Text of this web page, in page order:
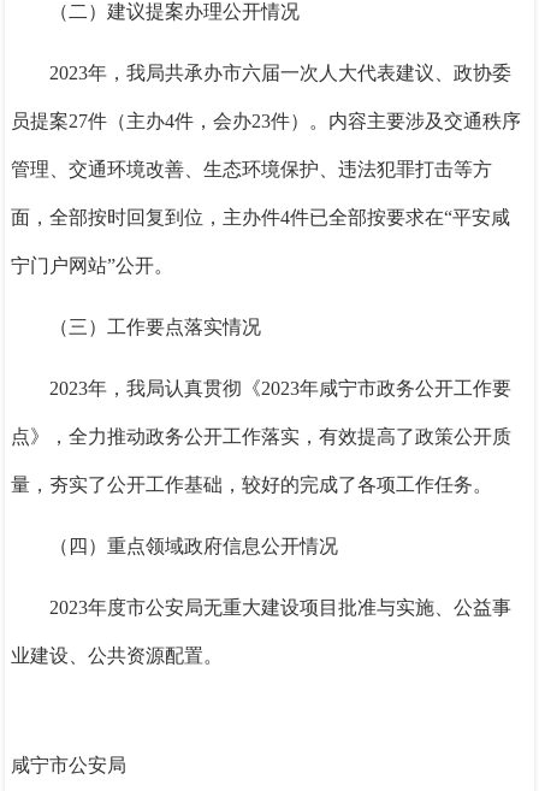
（二）建议提案办理公开情况
2023年，我局共承办市六届一次人大代表建议、政协委
员提案27件（主办4件，会办23件）。内容主要涉及交通秩序
管理、交通环境改善、生态环境保护、违法犯罪打击等方
面 ，全部按时回复到位，主办件4件已全部按要求在“平安咸
宁门户网站”公开。
（三）工作要点落实情况
2023年，我局认真贯彻《2023年咸宁市政务公开工作要
点》，全力推动政务公开工作落实，有效提高了政策公开质
量，夯实了公开工作基础，较好的完成了各项工作任务。
（四）重点领域政府信息公开情况
2023年度市公安局无重大建设项目批准与实施、公益事
业建设、公共资源配置。
咸宁市公安局